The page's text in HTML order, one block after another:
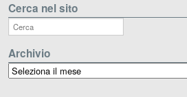
Cerca nel sito
Archivio
Archivio